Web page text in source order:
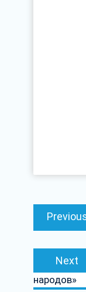
Next
народов»